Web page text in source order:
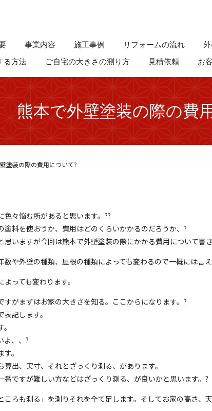
事業内容 施工事例 リフォームの流れ
る方法 ご自宅の大きさの測り方 見積依頼 お
熊本で外壁塗装の際の費
塗装の際の費用について?
々悩む所があると思います。?‍?
塗料を使おうか、費用はどのくらいかかるのだろうか、?
いますが今回は熊本で外壁塗装の際にかかる費用について書き
や外壁の種類、屋根の種類によっても変わるので一概には言え
っても変わります。
すがまずはお家の大きさを知る。ここからになります。?
記します。
よ、、?
。
出、実寸、それとざっくり測る、があります。
番ですが難しい方などはざっくり測る、が良いかと思います。?
ころも測る」を測りそれを全て足します。そしてお家の高さ、